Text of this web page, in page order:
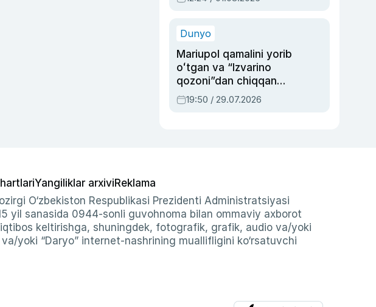
ayblovlardan asrab
Dunyo
Mariupol qamalini yorib
oʻtgan va “Izvarino
qozoni”dan chiqqan
qahramon — Ukraina
armiyasi bosh
19:50 / 29.07.2026
Yangiliklar arxiviReklama
O‘zbekiston Respublikasi Prezidenti Administratsiyasi
yil sanasida 0944-sonli guvohnoma bilan ommaviy axborot
keltirishga, shuningdek, fotografik, grafik, audio va/yoki
yoki “Daryo” internet-nashrining muallifligini ko‘rsatuvchi